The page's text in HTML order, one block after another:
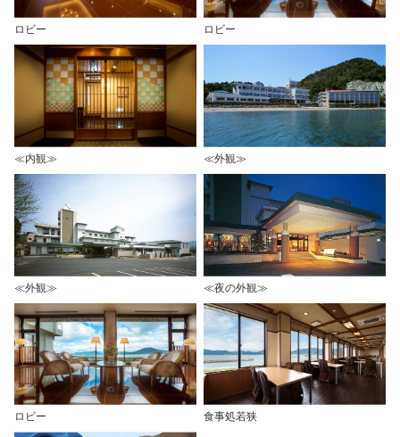
ロビー ロビー
≪内観≫ ≪外観≫
≪外観≫ ≪夜の外観≫
ロビー 食事処若狭